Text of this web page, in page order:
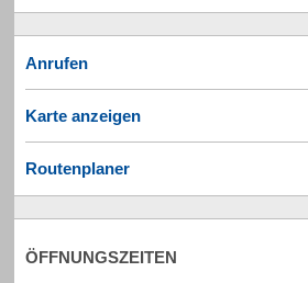
Anrufen
Karte anzeigen
Routenplaner
ÖFFNUNGSZEITEN